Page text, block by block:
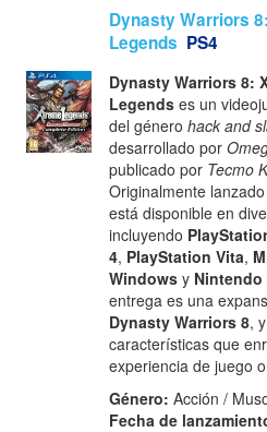
Dynasty Warriors
Legends PS4
Dynasty Warriors 8:
Legends es un
del génerohack and
desarrollado por
publicado por Tecmo
Originalmente
está disponible en
incluyendo
4, PlayStation Vita,
Windows y Nintendo
entrega es una
Dynasty Warriors 8,
características que
experiencia de juego
Género: Acción /
Fecha de